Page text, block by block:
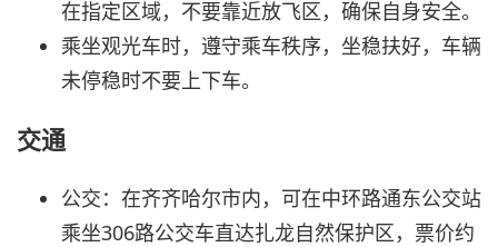
在指定区域，不要靠近放飞区，确保自身安全。
乘坐观光车时，遵守乘车秩序，坐稳扶好，车辆
未停稳时不要上下车。
交通
公交：在齐齐哈尔市内，可在中环路通东公交站
乘坐306路公交车直达扎龙自然保护区，票价约